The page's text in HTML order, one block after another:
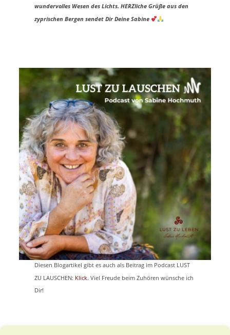
wundervolles Wesen des Lichts. HERZliche Grüße aus den
zyprischen Bergen sendet Dir Deine Sabine
Diesen Blogartikel gibt es auch als Beitrag im Podcast LUST
ZU LAUSCHEN: Klick. Viel Freude beim Zuhören wünsche ich
Dir!